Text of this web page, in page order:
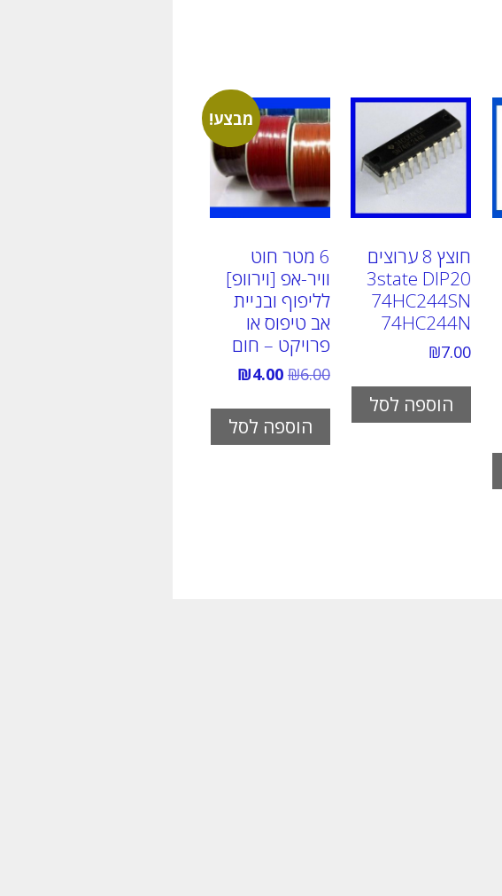
חוצץ 8 ערוצים
3state DIP20
74HC244SN
74HC244N
₪7.00
הוספה לסל
מבצע!
6 מטר חוט
וויר-אפ [וירוופ]
לליפוף ובניית
אב טיפוס או
פרויקט – חום
₪6.00 המחיר
היה:
₪6.00.
₪4.00
הוא:
₪4.00.הוספה לסל